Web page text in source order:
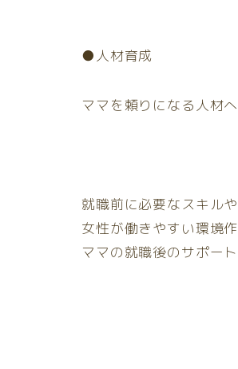
●人材育成
ママを頼りになる人材
就職前に必要なスキル
女性が働きやすい環境
ママの就職後のサポー